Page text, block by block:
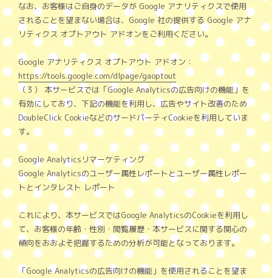
なお、お客様はご自身のデータが Google アナリティクスで使用
されることを望まない場合は、Google 社の提供する Google アナ
リティクス オプトアウト アドオンをご利用ください。
Google アナリティクス オプトアウト アドオン：
https://tools.google.com/dlpage/gaoptout
（３） 本サービスでは「Google Analyticsの広告向けの機能」を
有効にしており、下記の機能を利用し、広告やサイト改善のため
DoubleClick CookieなどのサードパーティCookieを利用していま
す。
Google Analyticsリマーケティング
Google Analyticsのユーザー属性レポートとユーザー属性レポー
トとインタレスト レポート
これにより、本サービスではGoogle AnalyticsのCookieを利用し
て、お客様の年齢・性別・閲覧履歴・本サービスに関する関心の
傾向をおおよそ把握するための分析が可能となっております。
「Google Analyticsの広告向けの機能」を使用されることを望ま